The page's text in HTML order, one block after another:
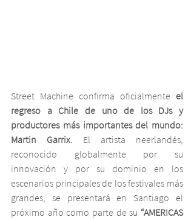
Street Machine confirma oficialmente el
regreso a Chile de uno de los DJs y
productores más importantes del mundo:
Martin Garrix. El artista neerlandés,
reconocido globalmente por su
innovación y por su dominio en los
escenarios principales de los festivales más
grandes, se presentará en Santiago el
próximo año como parte de su “AMERICAS